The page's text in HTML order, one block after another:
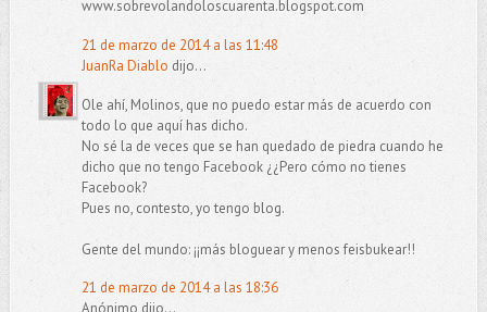
www.sobrevolandoloscuarenta.blogspot.com
21 de marzo de 2014 a las 11:48
JuanRa Diablo dijo...
Ole ahí, Molinos, que no puedo estar más de acuerdo con
todo lo que aquí has dicho.
No sé la de veces que se han quedado de piedra cuando he
dicho que no tengo Facebook ¿¿Pero cómo no tienes
Facebook?
Pues no, contesto, yo tengo blog.
Gente del mundo: ¡¡más bloguear y menos feisbukear!!
21 de marzo de 2014 a las 18:36